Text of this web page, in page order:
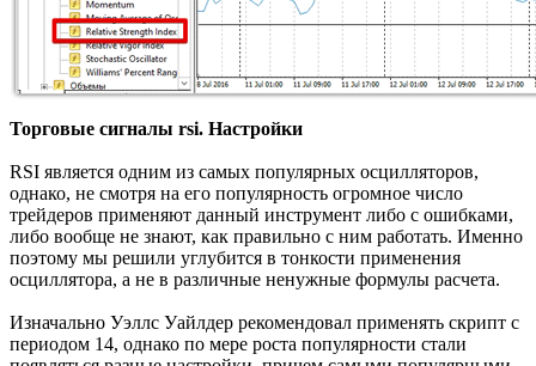
Торговые сигналы rsi. Настройки
RSI является одним из самых популярных осцилляторов,
однако, не смотря на его популярность огромное число
трейдеров применяют данный инструмент либо с ошибками,
либо вообще не знают, как правильно с ним работать. Именно
поэтому мы решили углубится в тонкости применения
осциллятора, а не в различные ненужные формулы расчета.
Изначально Уэллс Уайлдер рекомендовал применять скрипт с
периодом 14, однако по мере роста популярности стали